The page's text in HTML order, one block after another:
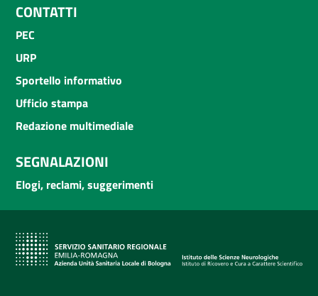
CONTATTI
PEC
URP
Sportello informativo
Ufficio stampa
Redazione multimediale
SEGNALAZIONI
Elogi, reclami, suggerimenti